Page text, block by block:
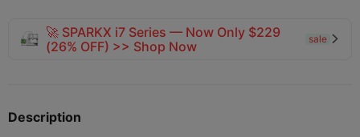
🚀 SPARKX i7 Series — Now Only $229
(26% OFF) >> Shop Now
sale 
Description